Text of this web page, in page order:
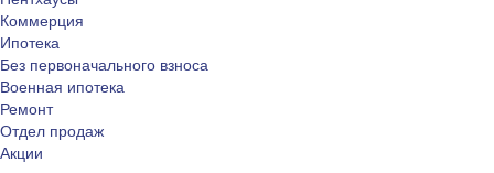
Коммерция
Ипотека
Без первоначального взноса
Военная ипотека
Ремонт
Отдел продаж
Акции